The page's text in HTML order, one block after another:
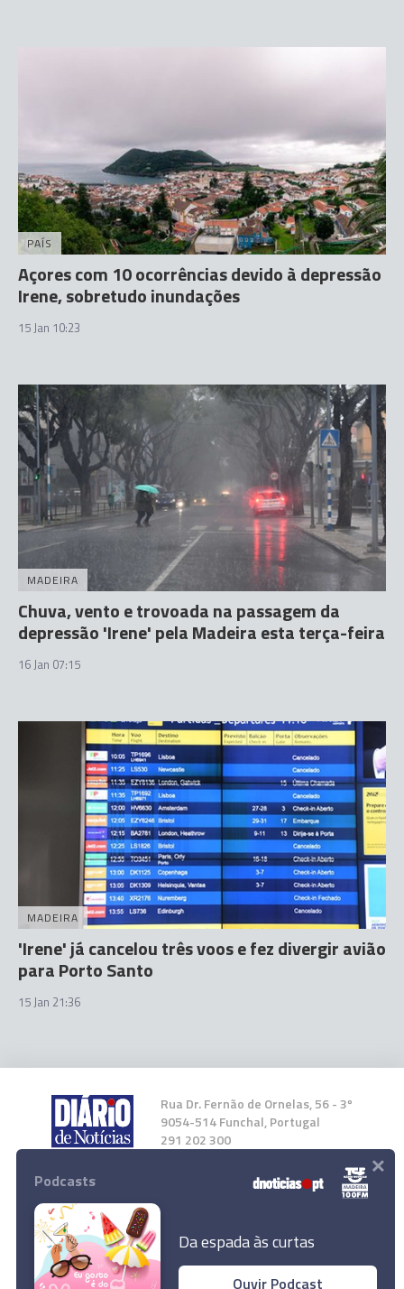
PAÍS
Açores com 10 ocorrências devido à depressão
Irene, sobretudo inundações
15 Jan 10:23
MADEIRA
Chuva, vento e trovoada na passagem da
depressão 'Irene' pela Madeira esta terça-feira
16 Jan 07:15
MADEIRA
'Irene' já cancelou três voos e fez divergir avião
para Porto Santo
15 Jan 21:36
Rua Dr. Fernão de Ornelas, 56 - 3º
9054-514 Funchal, Portugal
291 202 300
Instale a nossa App
Podcasts
Da espada às curtas
Ouvir Podcast
×